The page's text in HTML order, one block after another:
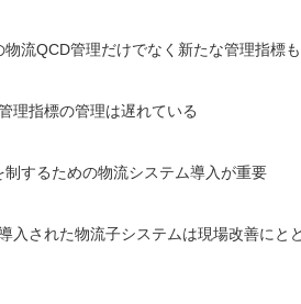
流QCD管理だけでなく新たな管理指標
理指標の管理は遅れている
するための物流システム導入が重要
入された物流子システムは現場改善にと